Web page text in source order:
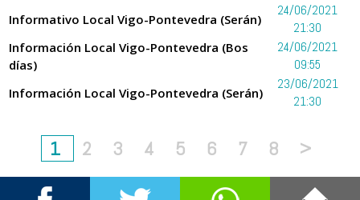
Informativo Local Vigo-Pontevedra (Serán)
24/06/2021
21:30
Información Local Vigo-Pontevedra (Bos
días)
24/06/2021
09:55
Información Local Vigo-Pontevedra (Serán)
23/06/2021
21:30
1 2 3 4 5 6 7 8 >